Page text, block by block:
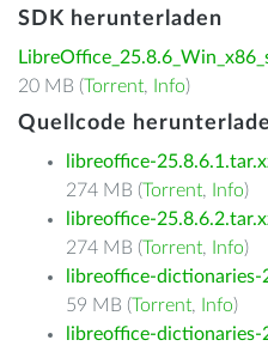
SDK herunterladen
20 MB (Torrent, Info)
Quellcode
libreoffice-
274 MB (Torrent, Info)
libreoffice-
274 MB (Torrent, Info)
libreoffice-dictionaries-
59 MB (Torrent, Info)
libreoffice-dictionaries-